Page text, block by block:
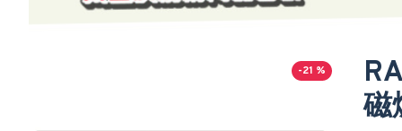
-21 %
磁